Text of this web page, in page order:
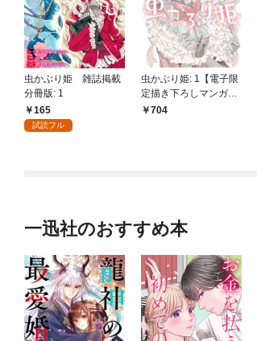
虫かぶり姫 雑誌掲載
分冊版: 1
165
試読フル
虫かぶり姫: 1【電子限
定描き下ろしマンガ
付】704
一迅社のおすすめ本